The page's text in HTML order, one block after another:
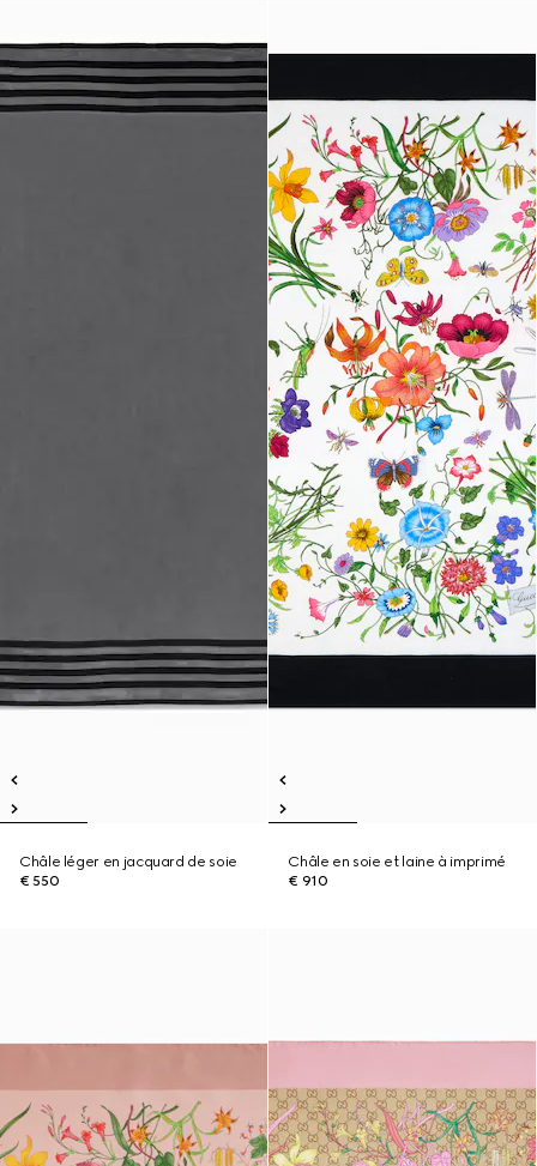
Châle léger en jacquard de soie
€ 550
Châle en soie et laine à imprimé
€ 910